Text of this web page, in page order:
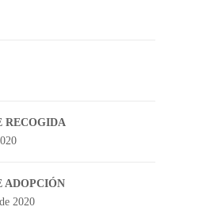
RECOGIDA
ADOPCIÓN
2020